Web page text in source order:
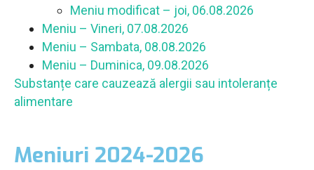
Meniu modificat – joi, 06.08.2026
Meniu – Vineri, 07.08.2026
Meniu – Sambata, 08.08.2026
Meniu – Duminica, 09.08.2026
Substanțe care cauzează alergii sau intoleranțe
alimentare
Meniuri 2024-2026